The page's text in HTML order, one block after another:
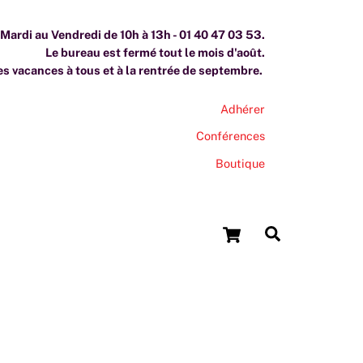
Cart
au Vendredi de 10h à 13h - 01 40 47 03 53.
Le bureau est fermé tout le mois d'août.
vacances à tous et à la rentrée de septembre.
Adhérer
Conférences
Boutique